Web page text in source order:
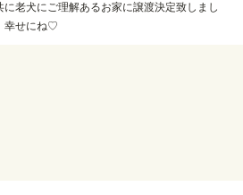
く一緒に幸せゲット致しました！幸せにね！